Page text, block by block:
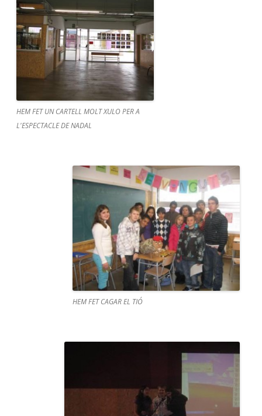
HEM FET UN CARTELL MOLT XULO PER A
L'ESPECTACLE DE NADAL
HEM FET CAGAR EL TIÓ